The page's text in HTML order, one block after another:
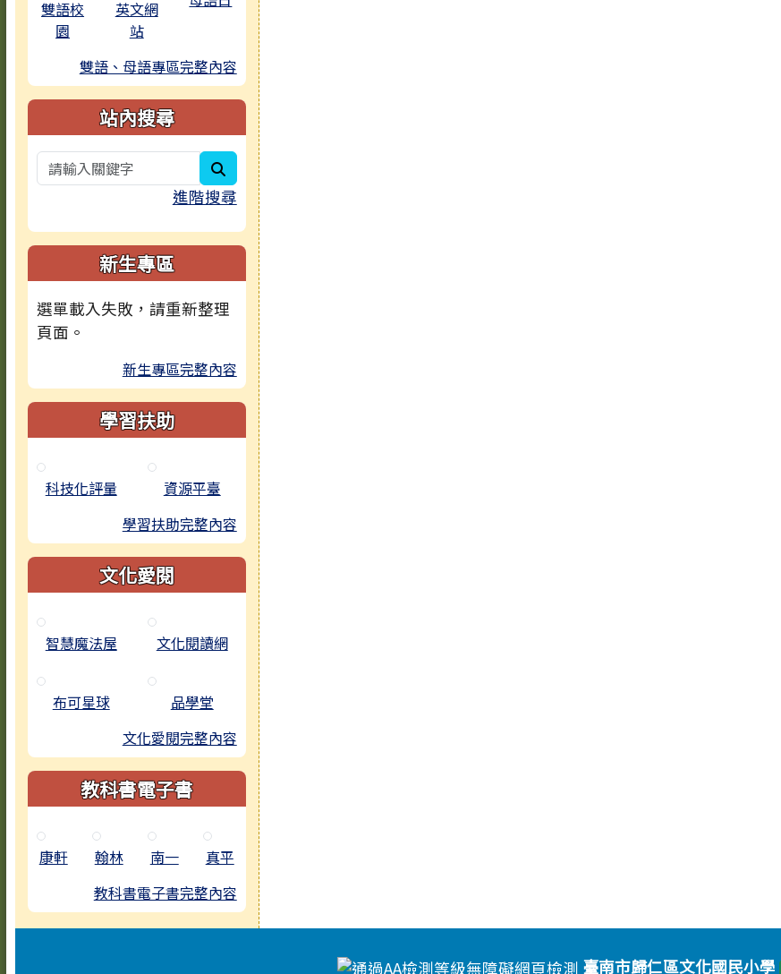
雙語校
園
英文網
站
雙語、母語專區完整內容
站內搜尋
search
進階搜尋
新生專區
選單載入失敗，請重新整理
頁面。
新生專區完整內容
學習扶助
科技化評量
資源平臺
學習扶助完整內容
文化愛閱
智慧魔法屋 文化閱讀網
布可星球
品學堂
文化愛閱完整內容
教科書電子書
康軒 翰林 南一
真平
教科書電子書完整內容
臺南市歸仁區文化國民小學